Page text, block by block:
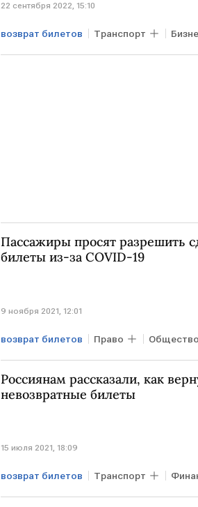
22 сентября 2022, 15:10
возврат билетов Транспорт
частичная мобилизация
Пассажиры просят разрешить
билеты из-за COVID-19
9 ноября 2021, 12:01
возврат билетов Право Общество
авиабилеты коронавирус
Россиянам рассказали, как
невозвратные билеты
15 июля 2021, 18:09
возврат билетов Транспорт